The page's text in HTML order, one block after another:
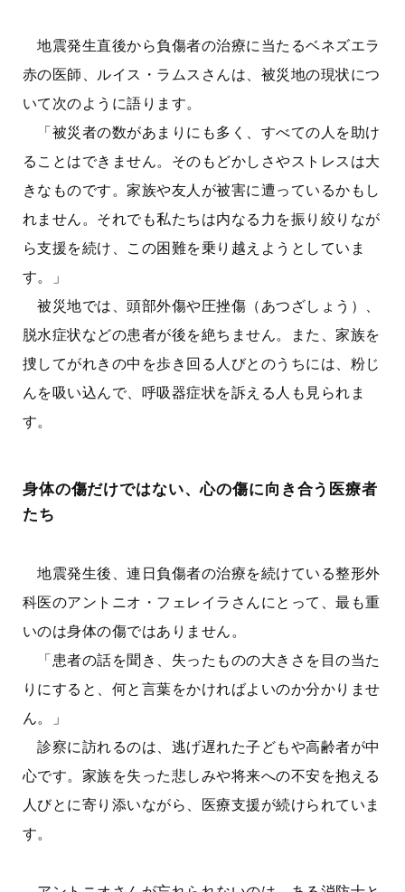
地震発生直後から負傷者の治療に当たるベネズエラ
赤の医師、ルイス・ラムスさんは、被災地の現状につ
いて次のように語ります。
「被災者の数があまりにも多く、すべての人を助け
ることはできません。そのもどかしさやストレスは大
きなものです。家族や友人が被害に遭っているかもし
れません。それでも私たちは内なる力を振り絞りなが
ら支援を続け、この困難を乗り越えようとしていま
す。」
被災地では、頭部外傷や圧挫傷（あつざしょう）、
脱水症状などの患者が後を絶ちません。また、家族を
捜してがれきの中を歩き回る人びとのうちには、粉じ
んを吸い込んで、呼吸器症状を訴える人も見られま
す。
身体の傷だけではない、心の傷に向き合う医療者
たち
地震発生後、連日負傷者の治療を続けている整形外
科医のアントニオ・フェレイラさんにとって、最も重
いのは身体の傷ではありません。
「患者の話を聞き、失ったものの大きさを目の当た
りにすると、何と言葉をかければよいのか分かりませ
ん。」
診察に訪れるのは、逃げ遅れた子どもや高齢者が中
心です。家族を失った悲しみや将来への不安を抱える
人びとに寄り添いながら、医療支援が続けられていま
す。